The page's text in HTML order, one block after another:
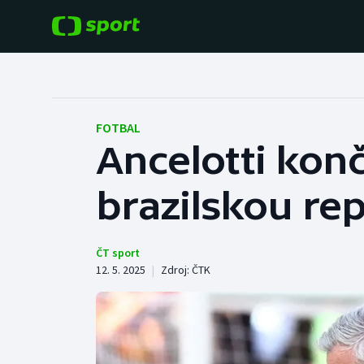
Hokej
Tenis
Cyklistika
Baseball a softbal
Basketbal
Box
FOTBAL
Ancelotti
brazilskou
ČT sport
12. 5. 2025 | Zdroj: ČTK